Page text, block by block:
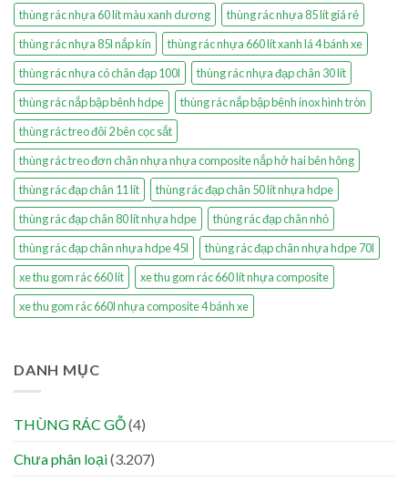
thùng rác nhựa 60 lít màu xanh dương
thùng rác nhựa 85 lít giá rẻ
thùng rác nhựa 85l nắp kín
thùng rác nhựa 660 lít xanh lá 4 bánh xe
thùng rác nhựa có chân đạp 100l
thùng rác nhựa đạp chân 30 lít
thùng rác nắp bập bênh hdpe
thùng rác nắp bập bênh inox hình tròn
thùng rác treo đôi 2 bên cọc sắt
thùng rác treo đơn chân nhựa nhựa composite nắp hở hai bên hông
thùng rác đạp chân 11 lít
thùng rác đạp chân 50 lít nhựa hdpe
thùng rác đạp chân 80 lít nhựa hdpe
thùng rác đạp chân nhỏ
thùng rác đạp chân nhựa hdpe 45l
thùng rác đạp chân nhựa hdpe 70l
xe thu gom rác 660 lít
xe thu gom rác 660 lít nhựa composite
xe thu gom rác 660l nhựa composite 4 bánh xe
DANH MỤC
THÙNG RÁC GỖ(4)
Chưa phân loại(3.207)